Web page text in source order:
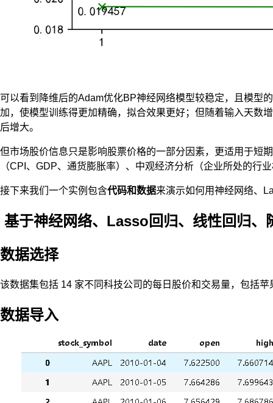
可以看到降维后的Adam优化BP神经网络模型较稳定，且模型
加，使模型训练得更加精确，拟合效果更好；但随着输入天数
后增大。
但市场股价信息只是影响股票价格的一部分因素，更适用于短
（CPI、GDP、通货膨胀率）、中观经济分析（企业所处的行
接下来我们一个实例包含代码和数据来演示如何用神经网络、
基于神经网络、Lasso回归、线性回归、
数据选择
该数据集包括 14 家不同科技公司的每日股价和交易量，包括
数据导入